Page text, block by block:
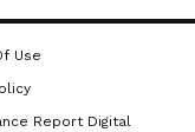
Use
Report Digital